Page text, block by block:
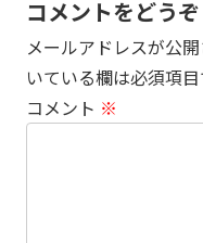
コメントをどうぞ
メールアドレスが公
いている欄は必須項
コメント ※